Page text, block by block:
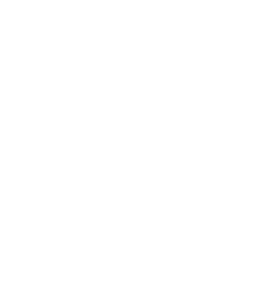
ไทย
ารประกอบอาหาร